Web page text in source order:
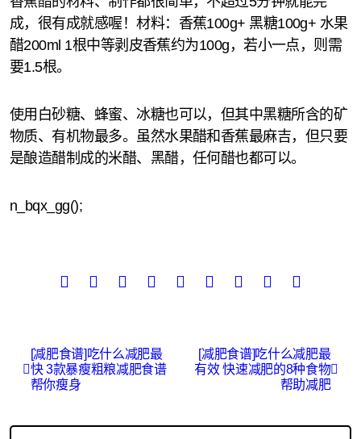
成，很有成就感喔！材料：香蕉100g+ 黑糖100g+ 水果
醋200ml 1根中等剥皮香蕉约为100g，若小一点，则需
要1.5根。
使用白砂糖、蜂蜜、冰糖也可以，但其中黑糖所含的矿
物质、有机物最多。虽然水果醋和香蕉最麻吉，但只要
是酿造醋制成的米醋、黑醋，任何醋也都可以。
n_bqx_gg();
文
章
导
[减肥食谱]吃什么减肥最
快 3款暴瘦粗粮减肥食谱
帮你瘦身
[减肥食谱]吃什么减肥最
有效 快速减肥的8种食物
帮助减肥